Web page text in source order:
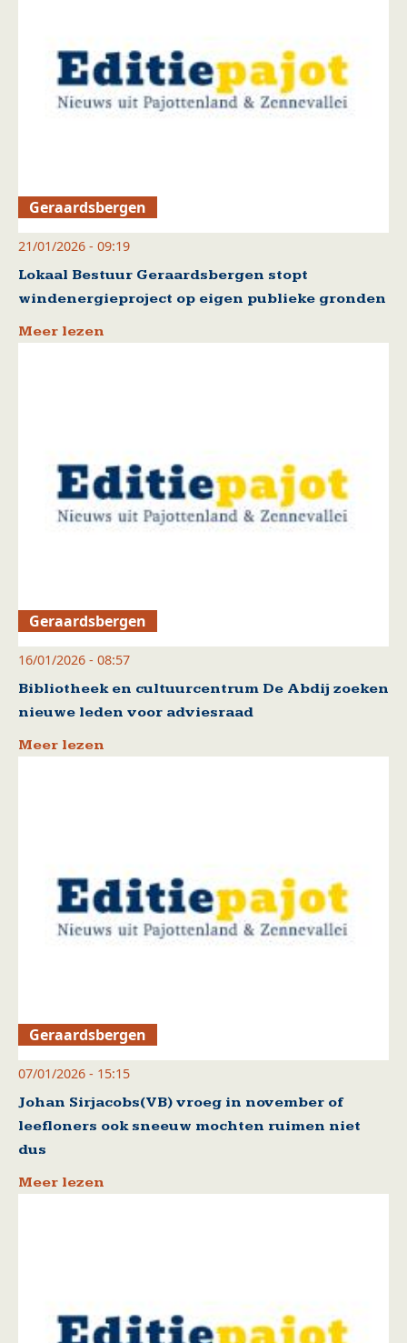
Geraardsbergen
21/01/2026 - 09:19
Lokaal Bestuur Geraardsbergen stopt
windenergieproject op eigen publieke gronden
Meer lezen
Geraardsbergen
16/01/2026 - 08:57
Bibliotheek en cultuurcentrum De Abdij zoeken
nieuwe leden voor adviesraad
Meer lezen
Geraardsbergen
07/01/2026 - 15:15
Johan Sirjacobs(VB) vroeg in november of
leefloners ook sneeuw mochten ruimen niet
dus
Meer lezen